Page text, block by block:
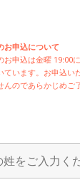
お申込について
お申込は金曜 19:00
ています。お申込い
んのであらかじめご